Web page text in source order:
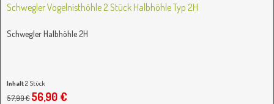
Schwegler Vogelnisthöhle 2 Stück Halbhöhle Typ 2H
Schwegler Halbhöhle 2H
Inhalt2 Stück
(28,45 € / 1 Stück)
57,90 €56,90 €